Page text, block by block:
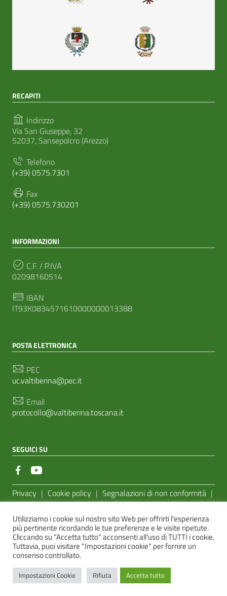
RECAPITI
Indirizzo
Via San Giuseppe, 32
52037, Sansepolcro (Arezzo)
Telefono
(+39) 0575.7301
Fax
(+39) 0575.730201
INFORMAZIONI
C.F. / P.IVA
02098160514
IBAN
IT93K0834571610000000013388
POSTA ELETTRONICA
PEC
uc.valtiberina@pec.it
Email
protocollo@valtiberina.toscana.it
SEGUICI SU
Sezione Link Utili
Privacy | Cookie policy | Segnalazioni di non conformità |
AgID
Sito realizzato dallae-Linking Online Systems S.r.l.
Utilizziamo i cookie sul nostro sito Web per offrirti l'esperienza
più pertinente ricordando le tue preferenze e le visite ripetute.
Cliccando su “Accetta tutto” acconsenti all'uso di TUTTI i cookie.
Tuttavia, puoi visitare "Impostazioni cookie" per fornire un
consenso controllato.
Impostazioni Cookie Rifiuta Accetta tutto